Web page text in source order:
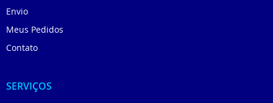
Envio
Meus Pedidos
Contato
SERVIÇOS